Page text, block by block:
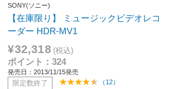
SONY(ソニー)
【在庫限り】 ミュージックビデオレコ
ーダー HDR-MV1
¥32,318 (税込)
ポイント：324
発売日：2013/11/15発売
限定数終了 （12）